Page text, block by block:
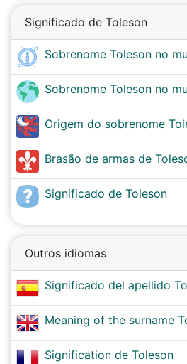
Significado de Toleson
Sobrenome Toleson no
Sobrenome Toleson no
Origem do sobrenome
Brasão de armas de
Significado de Toleson
Outros idiomas
Significado del apellido
Meaning of the surname
Signification de Toleson